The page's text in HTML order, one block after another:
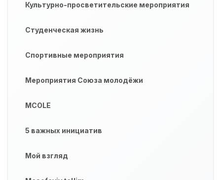
Культурно-просветительские мероприятия
Студенческая жизнь
Спортивные мероприятия
Мероприятия Союза молодёжи
MCOLE
5 важных инициатив
Мой взгляд